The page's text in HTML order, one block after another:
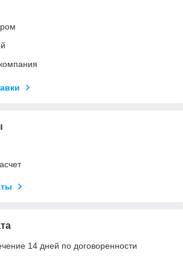
14 дней по договоренности